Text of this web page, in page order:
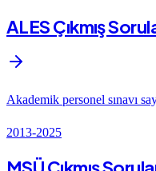
ALES Çıkmış
Akademik personel sınavı
2013-2025